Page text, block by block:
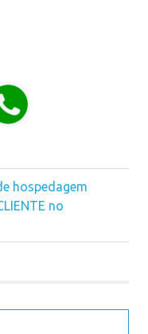
hospedagem
no